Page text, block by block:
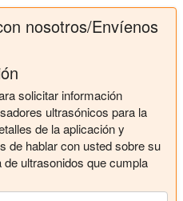
nosotros/Envíenos
solicitar información
ultrasónicos para la
de la aplicación y
de hablar con usted sobre su
ultrasonidos que cumpla